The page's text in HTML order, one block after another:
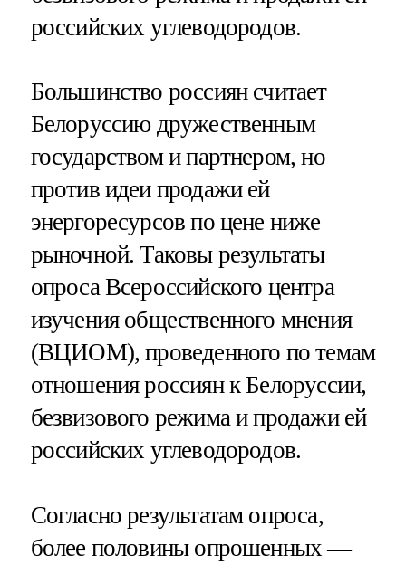
российских углеводородов.
Большинство россиян считает
Белоруссию дружественным
государством и партнером, но
против идеи продажи ей
энергоресурсов по цене ниже
рыночной. Таковы результаты
опроса Всероссийского центра
изучения общественного мнения
(ВЦИОМ), проведенного по темам
отношения россиян к Белоруссии,
безвизового режима и продажи ей
российских углеводородов.
Согласно результатам опроса,
более половины опрошенных —